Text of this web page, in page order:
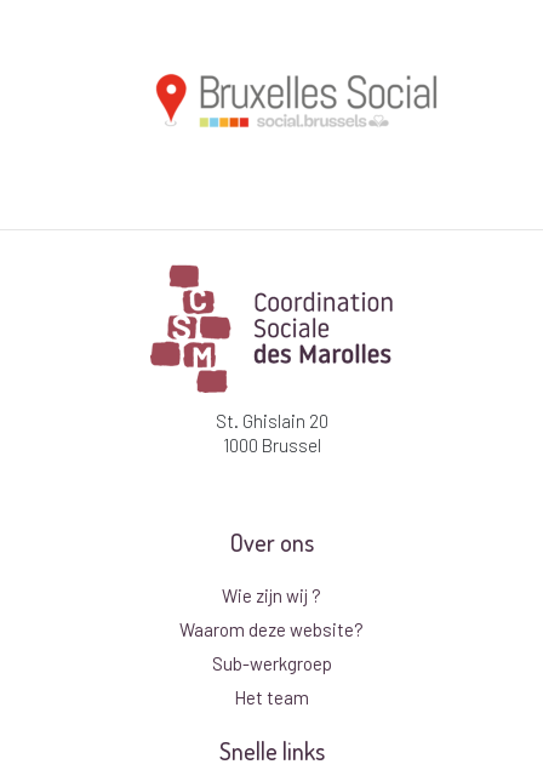
St. Ghislain 20
1000 Brussel
Over ons
Wie zijn wij ?
Waarom deze website?
Sub-werkgroep
Het team
Snelle links